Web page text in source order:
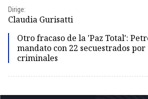
Dirige:
Claudia Gurisatti
Otro fracaso de la 'Paz Total':
mandato con 22 secuestrados
criminales
1